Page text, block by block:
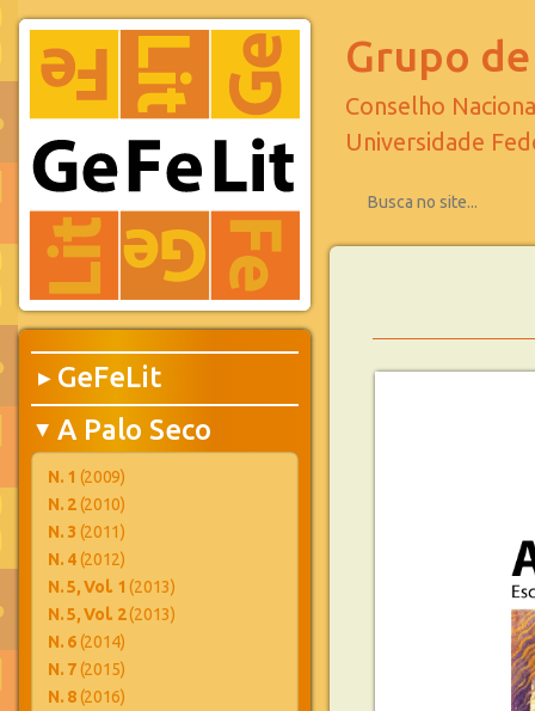
▶ GeFeLit
▶ A Palo Seco
N. 1 (2009)
N. 2(2010)
N. 3 (2011)
N. 4(2012)
N. 5, Vol. 1 (2013)
N. 5, Vol. 2(2013)
N. 6(2014)
N. 7(2015)
N. 8(2016)
Grupo
Conselho
Universidade